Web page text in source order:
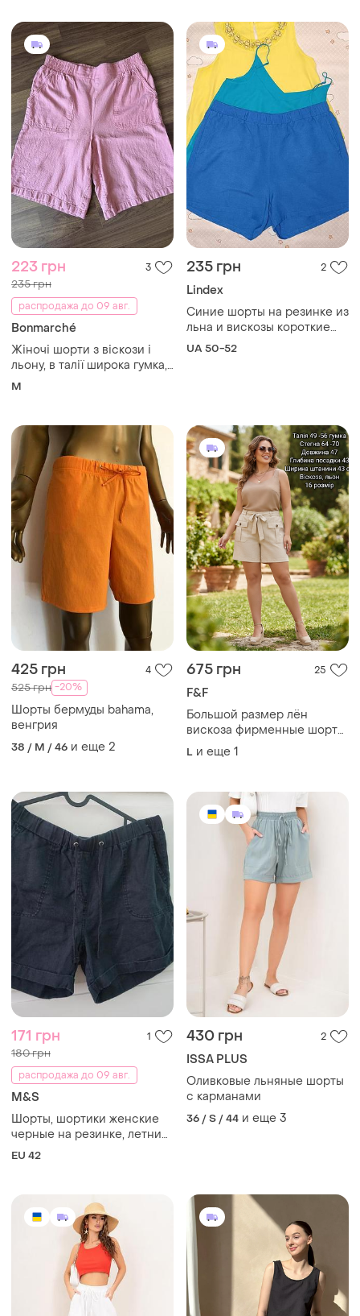
223 грн 3
235 грн
распродажа до 09 авг.
Bonmarché
Жіночі шорти з віскози і
льону, в талії широка гумка,
з боків кишені. bonmarche,
M
235 грн 2
Lindex
Синие шорты на резинке из
льна и вискозы короткие
р.50-52 lindex с карманами
UA 50-52
425 грн 4
525 грн -20%
Шорты бермуды bahama,
венгрия
38 / M / 46 и еще 2
675 грн 25
F&F
Большой размер лён
вискоза фирменные шорты
карго высокая посадка на
резинке накладные
L и еще 1
171 грн 1
180 грн
распродажа до 09 авг.
M&S
Шорты, шортики женские
черные на резинке, летние,
m&amp;s, размер 14, лен
EU 42
430 грн 2
ISSA PLUS
Оливковые льняные шорты
с карманами
36 / S / 44 и еще 3